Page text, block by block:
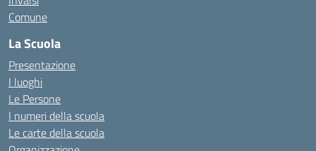
Comune
La Scuola
Presentazione
I luoghi
Le Persone
I numeri della scuola
Le carte della scuola